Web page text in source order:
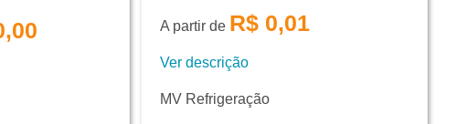
A partir de R$ 0,01
Ver descrição
MV Refrigeração